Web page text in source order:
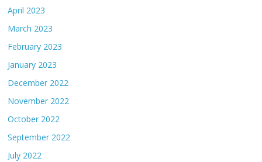
April 2023
March 2023
February 2023
January 2023
December 2022
November 2022
October 2022
September 2022
July 2022